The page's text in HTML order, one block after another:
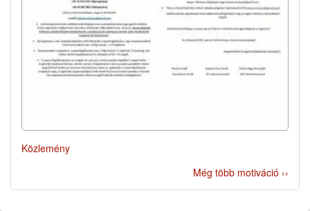
Közlemény
Még több motiváció ››